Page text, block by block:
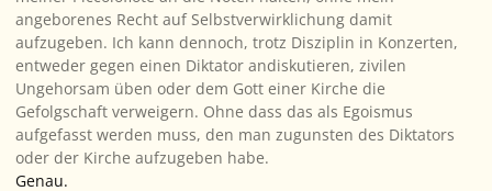
angeborenes Recht auf Selbstverwirklichung damit
aufzugeben. Ich kann dennoch, trotz Disziplin in Konzerten,
entweder gegen einen Diktator andiskutieren, zivilen
Ungehorsam üben oder dem Gott einer Kirche die
Gefolgschaft verweigern. Ohne dass das als Egoismus
aufgefasst werden muss, den man zugunsten des Diktators
oder der Kirche aufzugeben habe.
Genau.